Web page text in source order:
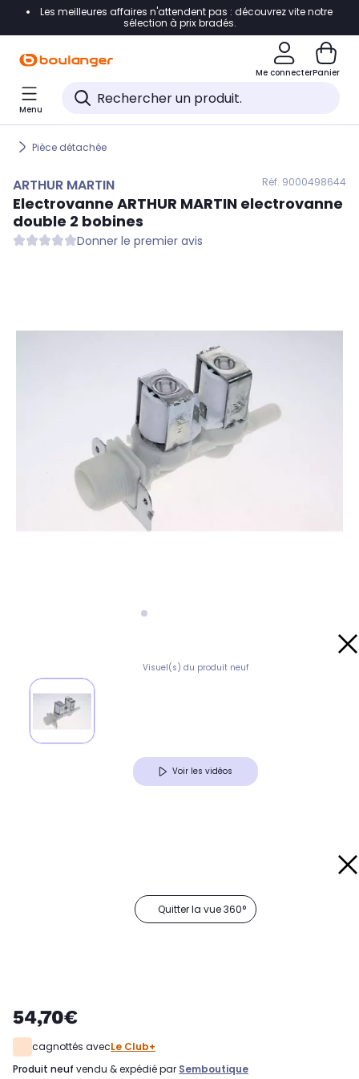
Accéder directement à la navigation
Accéder directement au pied de page
Accéder directement au chatbot
Les meilleures affaires n'attendent pas : découvrez vite notre
sélection à prix bradés.
Me connecterPanier
Menu
Pièce détachée
ARTHUR MARTIN Réf. 9000498644
Electrovanne ARTHUR MARTIN electrovanne
double 2 bobines
Donner le premier avis
Visuel(s) du produit neuf
Voir les vidéos
Quitter la vue 360°
54,70€
cagnottés avecLe Club+
produit neuf vendu & expédié par Semboutique